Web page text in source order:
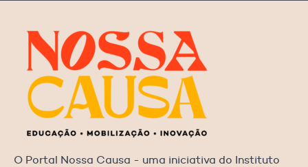
O Portal Nossa Causa - uma iniciativa do Instituto